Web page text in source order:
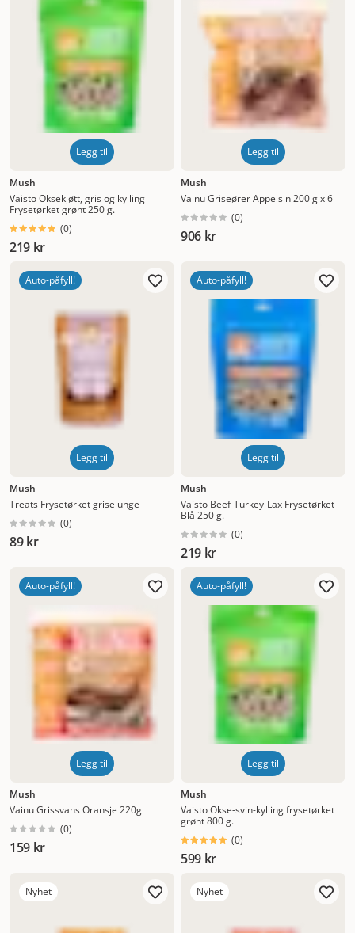
Legg til
Mush
Vaisto Oksekjøtt, gris og kylling
Frysetørket grønt 250 g.
(0)
219 kr
Legg til
Mush
Vainu Griseører Appelsin 200 g x 6
(0)
906 kr
Auto-påfyll!
Legg til
Mush
Treats Frysetørket griselunge
(0)
89 kr
Auto-påfyll!
Legg til
Mush
Vaisto Beef-Turkey-Lax Frysetørket
Blå 250 g.
(0)
219 kr
Auto-påfyll!
Legg til
Mush
Vainu Grissvans Oransje 220g
(0)
159 kr
Auto-påfyll!
Legg til
Mush
Vaisto Okse-svin-kylling frysetørket
grønt 800 g.
(0)
599 kr
Nyhet Nyhet